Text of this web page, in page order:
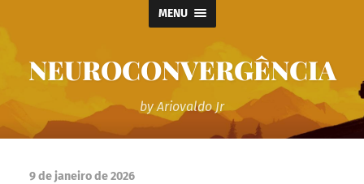
MENU
NEUROCONVERGÊNCIA
by Ariovaldo Jr
9 de janeiro de 2026